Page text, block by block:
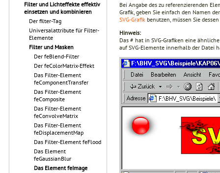
Filter und Lichteffekte effektiv
einsetzen und kombinieren
Der filter-Tag
Universalattribute für Filter-
Elemente
Filter und Masken
Der feBlend-Filter
Der feColorMatrix-Effekt
Das Filter-Element
feComponentTransfer
Das Filter-Element
feComposite
Das Filter-Element
feConvolveMatrix
Das Filter-Element
feDisplacementMap
Das Filter-Element feFlood
Das Element
feGaussianBlur
Das Element feImage
Bei Angabe des zu referenzierenden
Grafik, geben Sie einfach den Namen
SVG-Grafik benutzen, müssen Sie
Hinweis:
Das # hat in SVG-Grafiken eine
auf SVG-Elemente innerhalb der Datei